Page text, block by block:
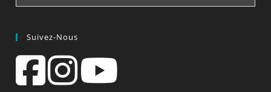
Suivez-Nous